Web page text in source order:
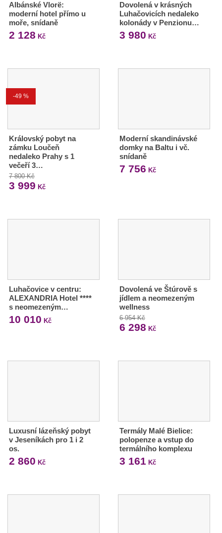
Albánské Vlorë:
moderní hotel přímo u
moře, snídaně
2 128 Kč
Dovolená v krásných
Luhačovicích nedaleko
kolonády v Penzionu…
3 980 Kč
-49 %
Královský pobyt na
zámku Loučeň
nedaleko Prahy s 1
večeří 3…
7 800 Kč
3 999 Kč
Moderní skandinávské
domky na Baltu i vč.
snídaně
7 756 Kč
Luhačovice v centru:
ALEXANDRIA Hotel ****
s neomezeným…
10 010 Kč
Dovolená ve Štúrově s
jídlem a neomezeným
wellness
6 954 Kč
6 298 Kč
Luxusní lázeňský pobyt
v Jeseníkách pro 1 i 2
os.
2 860 Kč
Termály Malé Bielice:
polopenze a vstup do
termálního komplexu
3 161 Kč